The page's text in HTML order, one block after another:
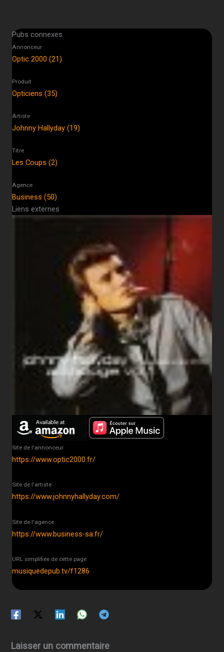
Pubs connexes
Annonceur
Optic 2000 (21)
Produit
Opticiens (35)
Artiste
Johnny Hallyday (19)
Titre
Les Coups (2)
Agence
Business (50)
Liens externes
Site de l'annonceur
https://www.optic2000.fr/
Site de l'artiste
https://www.johnnyhallyday.com/
Site de l'agence
https://www.business-sa.fr/
URL simplifiée de cette page
musiquedepub.tv/f1286
Laisser un commentaire